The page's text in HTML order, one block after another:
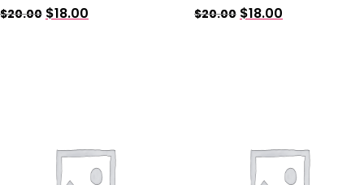
$20.00 $18.00 $20.00 $18.00